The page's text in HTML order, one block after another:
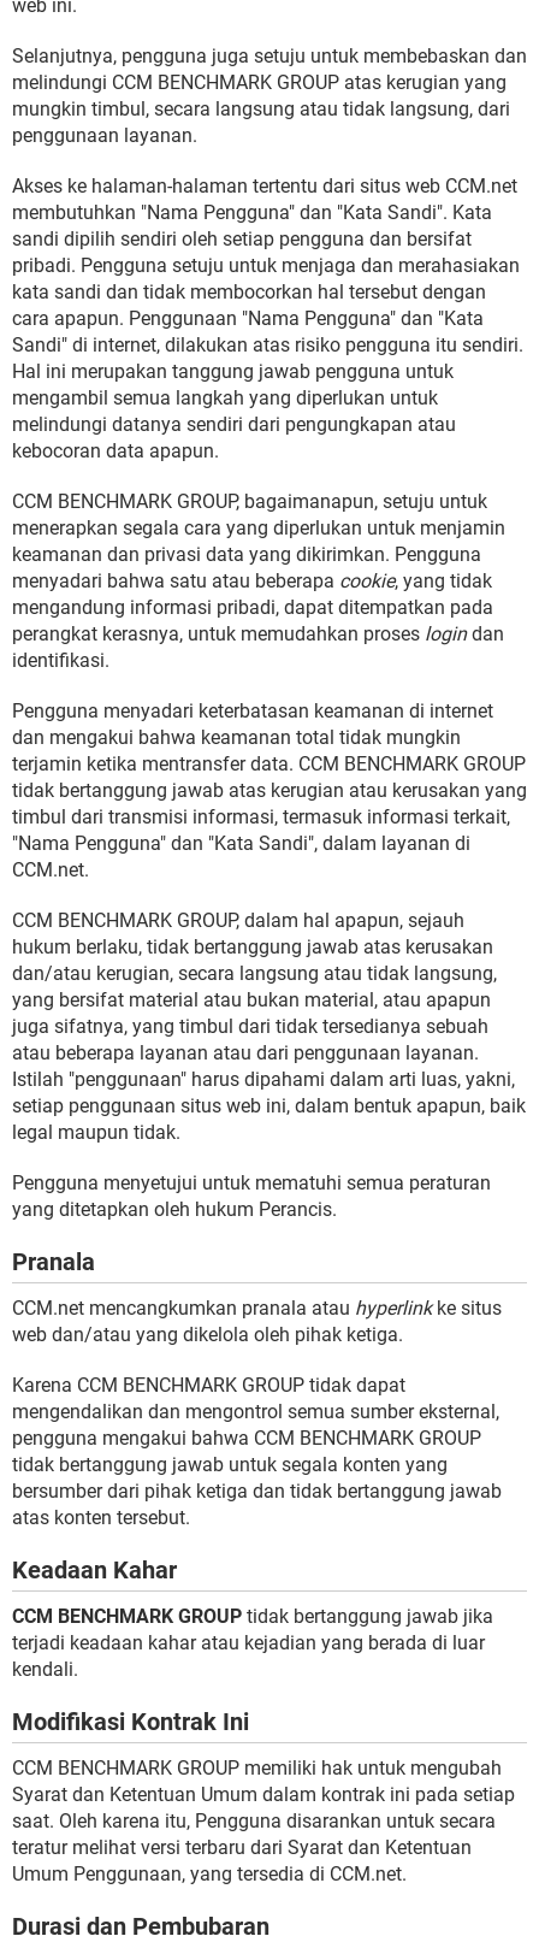
web ini.
Selanjutnya, pengguna juga setuju untuk membebaskan dan
melindungi CCM BENCHMARK GROUP atas kerugian yang
mungkin timbul, secara langsung atau tidak langsung, dari
penggunaan layanan.
Akses ke halaman-halaman tertentu dari situs web CCM.net
membutuhkan "Nama Pengguna" dan "Kata Sandi". Kata
sandi dipilih sendiri oleh setiap pengguna dan bersifat
pribadi. Pengguna setuju untuk menjaga dan merahasiakan
kata sandi dan tidak membocorkan hal tersebut dengan
cara apapun. Penggunaan "Nama Pengguna" dan "Kata
Sandi" di internet, dilakukan atas risiko pengguna itu sendiri.
Hal ini merupakan tanggung jawab pengguna untuk
mengambil semua langkah yang diperlukan untuk
melindungi datanya sendiri dari pengungkapan atau
kebocoran data apapun.
CCM BENCHMARK GROUP, bagaimanapun, setuju untuk
menerapkan segala cara yang diperlukan untuk menjamin
keamanan dan privasi data yang dikirimkan. Pengguna
menyadari bahwa satu atau beberapa cookie, yang tidak
mengandung informasi pribadi, dapat ditempatkan pada
perangkat kerasnya, untuk memudahkan proses logindan
identifikasi.
Pengguna menyadari keterbatasan keamanan di internet
dan mengakui bahwa keamanan total tidak mungkin
terjamin ketika mentransfer data. CCM BENCHMARK GROUP
tidak bertanggung jawab atas kerugian atau kerusakan yang
timbul dari transmisi informasi, termasuk informasi terkait,
"Nama Pengguna" dan "Kata Sandi", dalam layanan di
CCM.net.
CCM BENCHMARK GROUP, dalam hal apapun, sejauh
hukum berlaku, tidak bertanggung jawab atas kerusakan
dan/atau kerugian, secara langsung atau tidak langsung,
yang bersifat material atau bukan material, atau apapun
juga sifatnya, yang timbul dari tidak tersedianya sebuah
atau beberapa layanan atau dari penggunaan layanan.
Istilah "penggunaan" harus dipahami dalam arti luas, yakni,
setiap penggunaan situs web ini, dalam bentuk apapun, baik
legal maupun tidak.
Pengguna menyetujui untuk mematuhi semua peraturan
yang ditetapkan oleh hukum Perancis.
Pranala
CCM.net mencangkumkan pranala atau hyperlinkke situs
web dan/atau yang dikelola oleh pihak ketiga.
Karena CCM BENCHMARK GROUP tidak dapat
mengendalikan dan mengontrol semua sumber eksternal,
pengguna mengakui bahwa CCM BENCHMARK GROUP
tidak bertanggung jawab untuk segala konten yang
bersumber dari pihak ketiga dan tidak bertanggung jawab
atas konten tersebut.
Keadaan Kahar
CCM BENCHMARK GROUP tidak bertanggung jawab jika
terjadi keadaan kahar atau kejadian yang berada di luar
kendali.
Modifikasi Kontrak Ini
CCM BENCHMARK GROUP memiliki hak untuk mengubah
Syarat dan Ketentuan Umum dalam kontrak ini pada setiap
saat. Oleh karena itu, Pengguna disarankan untuk secara
teratur melihat versi terbaru dari Syarat dan Ketentuan
Umum Penggunaan, yang tersedia di CCM.net.
Durasi dan Pembubaran